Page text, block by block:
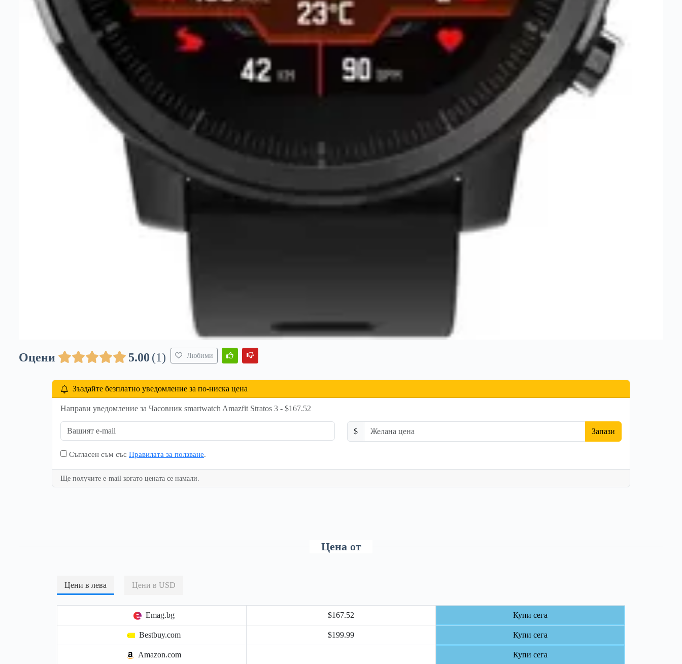
Оцени 5.00 1 Любими
Зъздайте безплатно уведомление за по-ниска цена
Направи уведомление за Часовник smartwatch Amazfit Stratos 3 - $167.52
$ Запази
Съгласен съм със Правилата за ползване.
Ще получите e-mail когато цената се намали.
Цена от
Цени в лева Цени в USD
Emag.bg $167.52 Купи сега
Bestbuy.com $199.99 Купи сега
Amazon.com Купи сега